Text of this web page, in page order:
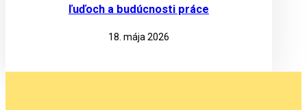
ľuďoch a budúcnosti práce
18. mája 2026